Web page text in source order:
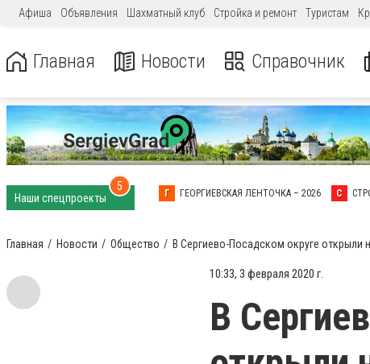
Афиша Объявления Шахматный клуб Стройка и ремонт Туристам
Главная Новости Справочник
Наши спецпроекты
5
Г ГЕОРГИЕВСКАЯ ЛЕНТОЧКА – 2026 С
Главная Новости Общество В Сергиево-Посадском округе открыли
10:33, 3 февраля 2020 г.
В